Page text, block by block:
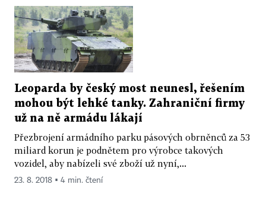
Leoparda by český most neunesl, řešením
mohou být lehké tanky. Zahraniční firmy
už na ně armádu lákají
Přezbrojení armádního parku pásových obrněnců za 53
miliard korun je podnětem pro výrobce takových
vozidel, aby nabízeli své zboží už nyní,...
23. 8. 2018 ▪ 4 min. čtení